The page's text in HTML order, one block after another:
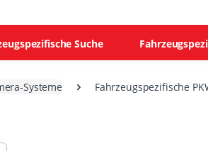
Suche
Systeme Fahrzeugspezifische